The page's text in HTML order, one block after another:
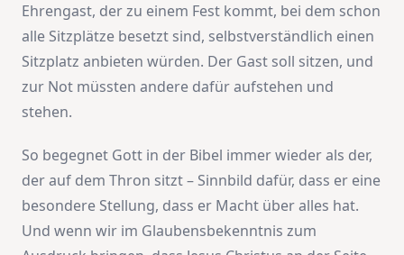
Ehrengast, der zu einem Fest kommt, bei dem schon
alle Sitzplätze besetzt sind, selbstverständlich einen
Sitzplatz anbieten würden. Der Gast soll sitzen, und
zur Not müssten andere dafür aufstehen und
stehen.
So begegnet Gott in der Bibel immer wieder als der,
der auf dem Thron sitzt – Sinnbild dafür, dass er eine
besondere Stellung, dass er Macht über alles hat.
Und wenn wir im Glaubensbekenntnis zum